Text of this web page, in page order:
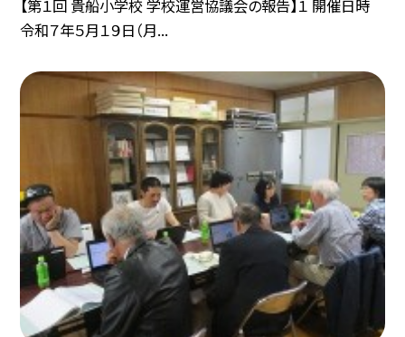
【第１回 貴船小学校 学校運営協議会の報告】１ 開催日時
令和７年５月１９日（月...